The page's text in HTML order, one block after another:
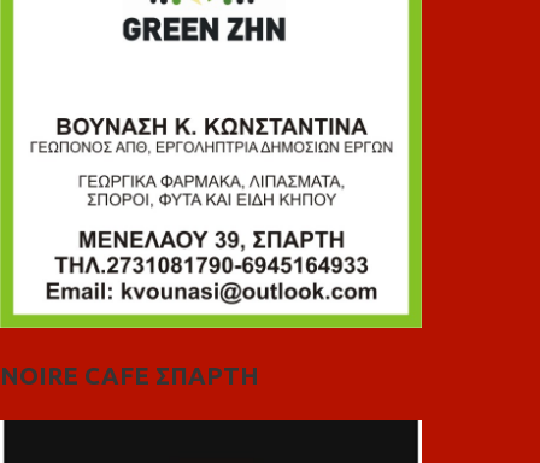
NOIRE CAFE ΣΠΑΡΤΗ